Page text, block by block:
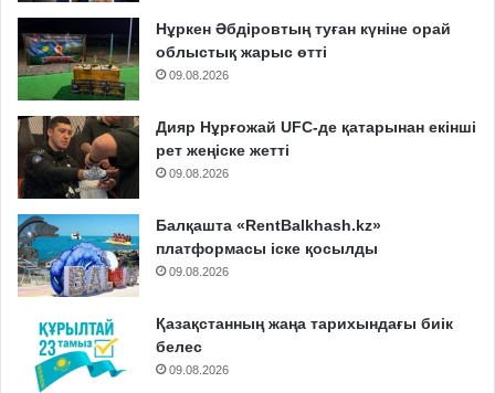
Нұркен Әбдіровтың туған күніне орай
облыстық жарыс өтті
09.08.2026
Дияр Нұрғожай UFC-де қатарынан екінші
рет жеңіске жетті
09.08.2026
Балқашта «RentBalkhash.kz»
платформасы іске қосылды
09.08.2026
Қазақстанның жаңа тарихындағы биік
белес
09.08.2026